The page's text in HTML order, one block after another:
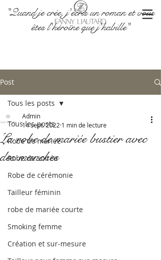
"Quand je crée, j'écris un roman et vous
êtes l'héroïne que j'habille"
Post
Tous les posts
Robe de mariée
Robe de soirée
Robe de cérémonie
Tailleur féminin
robe de mariée courte
Smoking femme
Création et sur-mesure
Tous les posts
La robe de mariée bustier avec
des manches
Admin
14 sept. 2022 1 min de lecture